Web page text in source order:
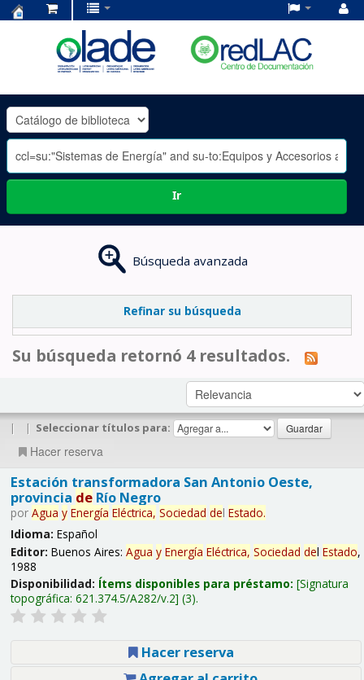
OLADE
-
Ir
Búsqueda avanzada
Refinar su búsqueda
Su búsqueda retornó 4 resultados.
| | Seleccionar títulos para:
Hacer reserva
Estación transformadora San Antonio Oeste,
provincia deRío Negro
por Agua y Energía Eléctrica, Sociedad del Estado.
Idioma: Español
Editor: Buenos Aires: Agua y Energía Eléctrica, Sociedad del Estado,
1988
Disponibilidad: Ítems disponibles para préstamo: Signatura
topográfica: 621.374.5/A282/v.2 (3).
Hacer reserva